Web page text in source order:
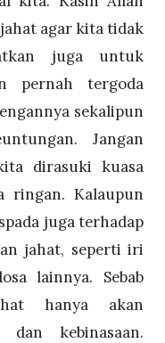
agar kita tidak
juga untuk
pernah tergoda
sekalipun
Jangan
dirasuki kuasa
ringan. Kalaupun
juga terhadap
jahat, seperti iri
lainnya. Sebab
hanya akan
dan kebinasaan.